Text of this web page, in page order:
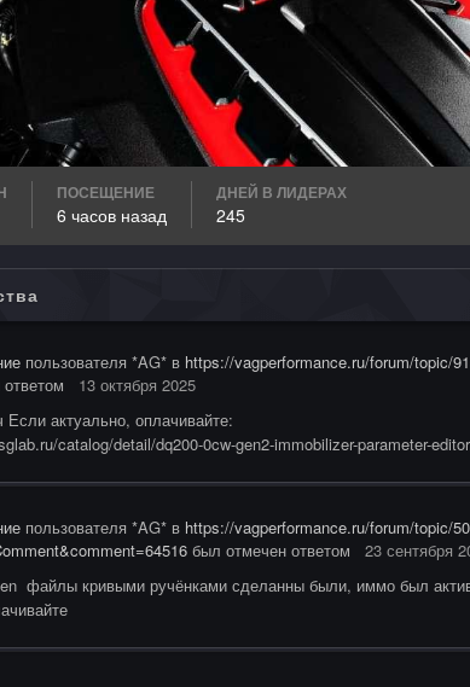
ПОСЕЩЕНИЕ
6 часов назад
ДНЕЙ В ЛИДЕРАХ
245
пользователя *AG* в https://vagperformance.ru/forum/topic/
13 октября 2025
актуально, оплачивайте:
catalog/detail/dq200-0cw-gen2-immobilizer-parameter-
пользователя *AG* в https://vagperformance.ru/forum/topic/
был отмечен ответом
23 сентября
файлы кривыми ручёнками сделанны были, иммо был